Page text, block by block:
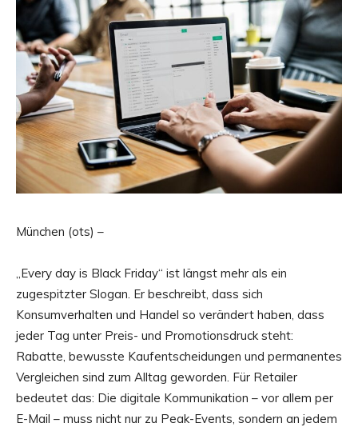
München (ots) –
„Every day is Black Friday“ ist längst mehr als ein
zugespitzter Slogan. Er beschreibt, dass sich
Konsumverhalten und Handel so verändert haben, dass
jeder Tag unter Preis- und Promotionsdruck steht:
Rabatte, bewusste Kaufentscheidungen und permanentes
Vergleichen sind zum Alltag geworden. Für Retailer
bedeutet das: Die digitale Kommunikation – vor allem per
E-Mail – muss nicht nur zu Peak-Events, sondern an jedem